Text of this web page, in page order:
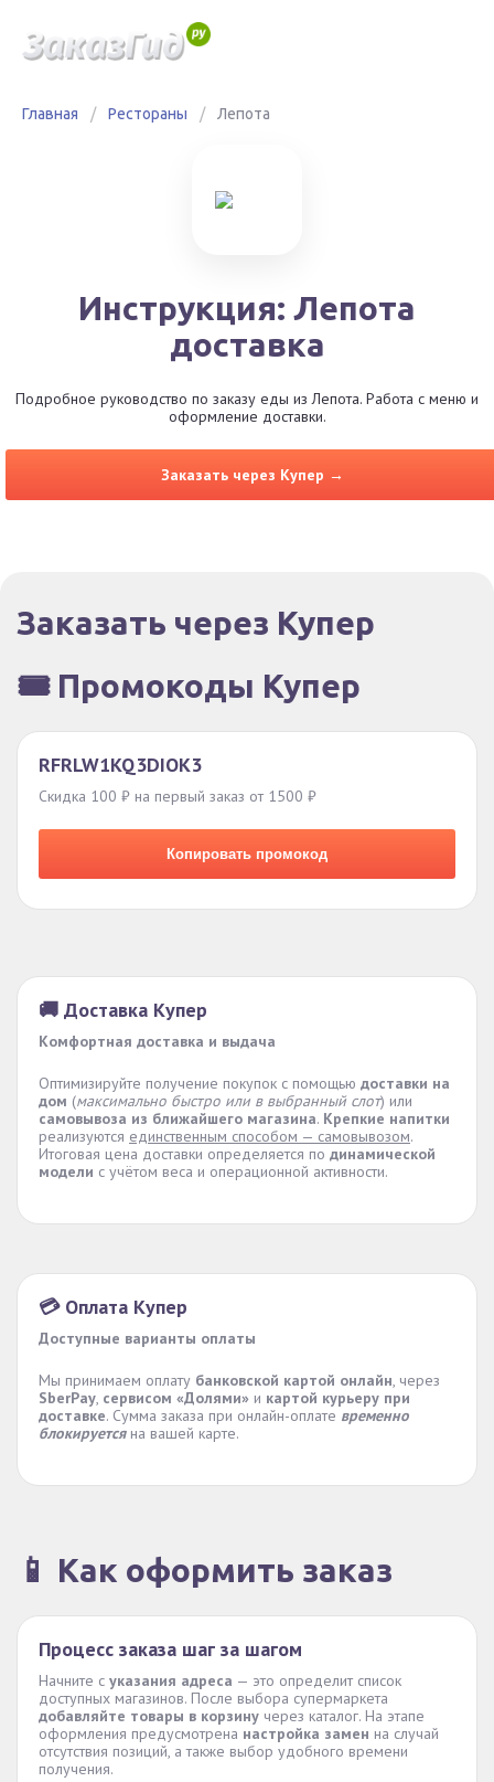
Главная / Рестораны / Лепота
Инструкция: Лепота
доставка
Подробное руководство по заказу еды из Лепота. Работа с меню и
оформление доставки.
Заказать через Купер →
Заказать через Купер
🎟️ Промокоды Купер
RFRLW1KQ3DIOK3
Скидка 100 ₽ на первый заказ от 1500 ₽
Копировать промокод
🚚 Доставка Купер
Комфортная доставка и выдача
Оптимизируйте получение покупок с помощью доставки на
дом (максимально быстро или в выбранный слот) или
самовывоза из ближайшего магазина. Крепкие напитки
реализуются единственным способом — самовывозом.
Итоговая цена доставки определяется по динамической
модели с учётом веса и операционной активности.
💳 Оплата Купер
Доступные варианты оплаты
Мы принимаем оплату банковской картой онлайн, через
SberPay, сервисом «Долями» и картой курьеру при
доставке. Сумма заказа при онлайн-оплате временно
блокируетсяна вашей карте.
📱 Как оформить заказ
Процесс заказа шаг за шагом
Начните с указания адреса — это определит список
доступных магазинов. После выбора супермаркета
добавляйте товары в корзину через каталог. На этапе
оформления предусмотрена настройка замен на случай
отсутствия позиций, а также выбор удобного времени
получения.